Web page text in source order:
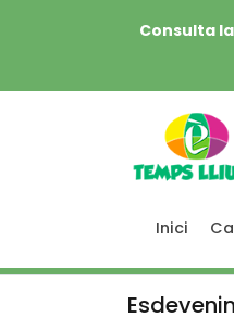
Consulta
Inici